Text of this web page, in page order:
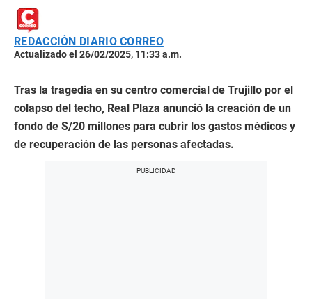
REDACCIÓN DIARIO CORREO
Actualizado el 26/02/2025, 11:33 a.m.
Tras la tragedia en su centro comercial de Trujillo por el
colapso del techo, Real Plaza anunció la creación de un
fondo de S/20 millones para cubrir los gastos médicos y
de recuperación de las personas afectadas.